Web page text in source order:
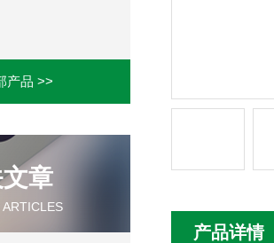
产品 >>
章
ARTICLES
产品详情